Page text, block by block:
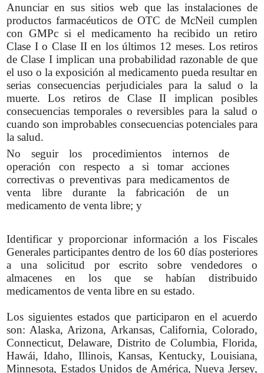
Anunciar en sus sitios web que las instalaciones de
productos farmacéuticos de OTC de McNeil cumplen
con GMPc si el medicamento ha recibido un retiro
Clase I o Clase II en los últimos 12 meses. Los retiros
de Clase I implican una probabilidad razonable de que
el uso o la exposición al medicamento pueda resultar en
serias consecuencias perjudiciales para la salud o la
muerte. Los retiros de Clase II implican posibles
consecuencias temporales o reversibles para la salud o
cuando son improbables consecuencias potenciales para
la salud.
No seguir los procedimientos internos de
operación con respecto a si tomar acciones
correctivas o preventivas para medicamentos de
venta libre durante la fabricación de un
medicamento de venta libre; y
Identificar y proporcionar información a los Fiscales
Generales participantes dentro de los 60 días posteriores
a una solicitud por escrito sobre vendedores o
almacenes en los que se habían distribuido
medicamentos de venta libre en su estado.
Los siguientes estados que participaron en el acuerdo
son: Alaska, Arizona, Arkansas, California, Colorado,
Connecticut, Delaware, Distrito de Columbia, Florida,
Hawái, Idaho, Illinois, Kansas, Kentucky, Louisiana,
Minnesota, Estados Unidos de América, Nueva Jersey,